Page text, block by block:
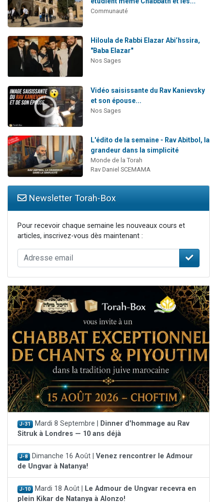
Communauté
Hiloula de Rabbi Elazar Abi’hssira,
"Baba Elazar"
Nos Sages
Vidéo saisissante du Rav Kanievsky
et son épouse...
Nos Sages
L'édito de la semaine - Rav Abitbol, la
grandeur dans la simplicité
Monde de la Torah
Rav Daniel SCEMAMA
Newsletter Torah-Box
Pour recevoir chaque semaine les nouveaux cours et
articles, inscrivez-vous dès maintenant :
J-31 Mardi 8 Septembre |
Dinner d'hommage au Rav
Sitruk à Londres — 10 ans déjà
J-8 Dimanche 16 Août | Venez rencontrer le Admour
de Ungvar à Natanya!
J-10 Mardi 18 Août |
Le Admour de Ungvar recevra en
plein Kikar de Natanya à Alonzo!